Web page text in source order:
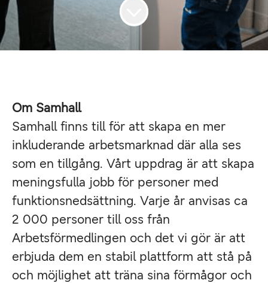
Om Samhall
Samhall finns till för att skapa en mer
inkluderande arbetsmarknad där alla ses
som en tillgång. Vårt uppdrag är att skapa
meningsfulla jobb för personer med
funktionsnedsättning. Varje år anvisas ca
2 000 personer till oss från
Arbetsförmedlingen och det vi gör är att
erbjuda dem en stabil plattform att stå på
och möjlighet att träna sina förmågor och